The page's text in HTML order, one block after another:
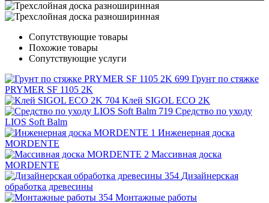
Сопутствующие товары
Похожие товары
Сопутствующие услуги
Грунт по стяжке
PRYMER SF 1105 2K
Клей SIGOL ECO 2K
Средство по уходу
LIOS Soft Balm
Инженерная доска
MORDENTE
Массивная доска
MORDENTE
Дизайнерская
обработка древесины
Монтажные работы